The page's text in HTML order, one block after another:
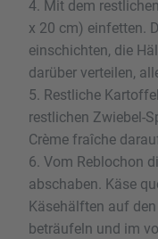
4. Mit dem
x 20 cm) einfetten.
einschichten, die
darüber verteilen,
5. Restliche
restlichen Zwiebel-
Crème fraîche
6. Vom Reblochon
abschaben. Käse
Käsehälften auf
beträufeln und im